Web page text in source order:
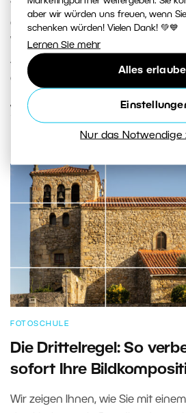
aber wir würden uns freuen, wenn
schenken würden! Vielen Dank! 💚💙
Lernen Sie mehr
Alles
Nur das Notwendige
verpassen sollte – von der
das Gebirge Montenegros bis zur
Wir zeigen Ihnen, wohin Sie sich
Architektur, Landschaft und
aufmachen können.
WEITERLESEN
FOTOSCHULE
Die Drittelregel: So
sofort Ihre
Wir zeigen Ihnen, wie Sie mit